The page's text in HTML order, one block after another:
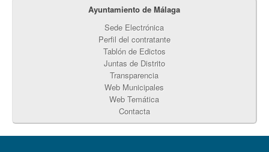
Ayuntamiento de Málaga
Sede Electrónica
Perfil del contratante
Tablón de Edictos
Juntas de Distrito
Transparencia
Web Municipales
Web Temática
Contacta